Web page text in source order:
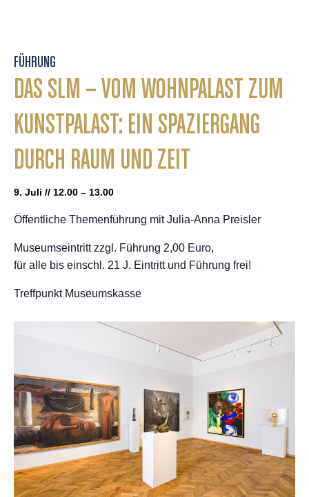
FÜHRUNG
DAS SLM – VOM WOHNPALAST ZUM
KUNSTPALAST: EIN SPAZIERGANG
DURCH RAUM UND ZEIT
9. Juli // 12.00 – 13.00
Öffentliche Themenführung mit Julia-Anna Preisler
Museumseintritt zzgl. Führung 2,00 Euro,
für alle bis einschl. 21 J. Eintritt und Führung frei!
Treffpunkt Museumskasse